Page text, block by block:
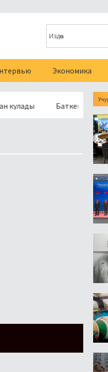
Экономика
Баткенде сел